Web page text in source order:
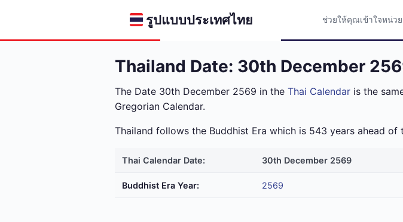
รูปแบบประเทศไทย ช่วยให้คุณเข้าใจหน่ว
Thailand Date: 30th December
The Date 30th December 2569 in the Thai Calendar is the
Gregorian Calendar.
Thailand follows the Buddhist Era which is 543 years ahead of
Thai Calendar Date: 30th December 2569
Buddhist Era Year: 2569